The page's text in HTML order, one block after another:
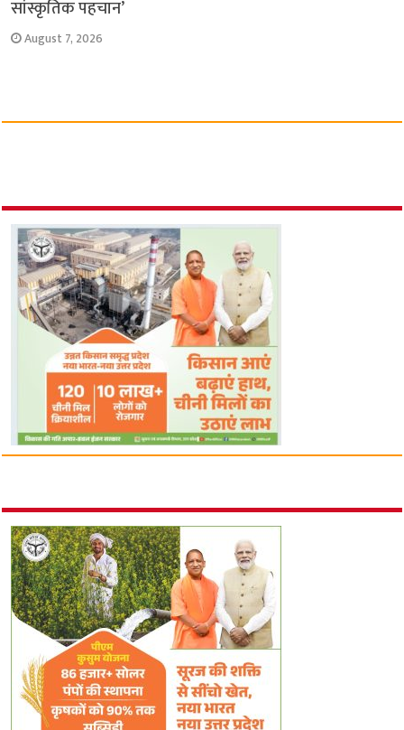
सांस्कृतिक पहचान’
August 7, 2026